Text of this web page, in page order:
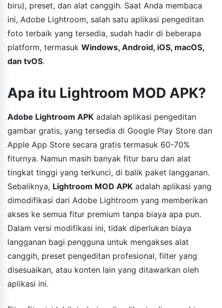
biru), preset, dan alat canggih. Saat Anda membaca
ini, Adobe Lightroom, salah satu aplikasi pengeditan
foto terbaik yang tersedia, sudah hadir di beberapa
platform, termasuk Windows, Android, iOS, macOS,
dan tvOS.
Apa itu Lightroom MOD APK?
Adobe Lightroom APK adalah aplikasi pengeditan
gambar gratis, yang tersedia di Google Play Store dan
Apple App Store secara gratis termasuk 60-70%
fiturnya. Namun masih banyak fitur baru dan alat
tingkat tinggi yang terkunci, di balik paket langganan.
Sebaliknya, Lightroom MOD APK adalah aplikasi yang
dimodifikasi dari Adobe Lightroom yang memberikan
akses ke semua fitur premium tanpa biaya apa pun.
Dalam versi modifikasi ini, tidak diperlukan biaya
langganan bagi pengguna untuk mengakses alat
canggih, preset pengeditan profesional, filter yang
disesuaikan, atau konten lain yang ditawarkan oleh
aplikasi ini.